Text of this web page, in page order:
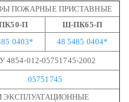
ПОЖАРНЫЕ ПРИСТАВНЫЕ
П
Ш-ПК65-П
0403* 48 5485 0404*
4854-012-05751745-2002
05751745
ЭКСПЛУАТАЦИОННЫЕ